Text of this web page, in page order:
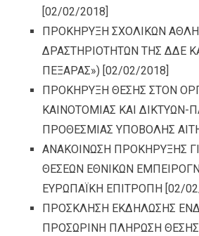
[02/02/2018]
ΠΡΟΚΗΡΥΞΗ ΣΧΟΛΙΚΩΝ
ΔΡΑΣΤΗΡΙΟΤΗΤΩΝ ΤΗΣ ΔΔΕ
ΠΕΞΑΡΑΣ») [02/02/2018]
ΠΡΟΚΗΡΥΞΗ ΘΕΣΗΣ ΣΤΟΝ
ΚΑΙΝΟΤΟΜΙΑΣ ΚΑΙ ΔΙΚΤΥΩΝ-
ΠΡΟΘΕΣΜΙΑΣ ΥΠΟΒΟΛΗΣ
ΑΝΑΚΟΙΝΩΣΗ ΠΡΟΚΗΡΥΞΗΣ
ΘΕΣΕΩΝ ΕΘΝΙΚΩΝ
ΕΥΡΩΠΑΪΚΗ ΕΠΙΤΡΟΠΗ [02/
ΠΡΟΣΚΛΗΣΗ ΕΚΔΗΛΩΣΗΣ
ΠΡΟΣΩΡΙΝΗ ΠΛΗΡΩΣΗ